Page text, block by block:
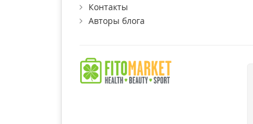
Контакты
Авторы блога